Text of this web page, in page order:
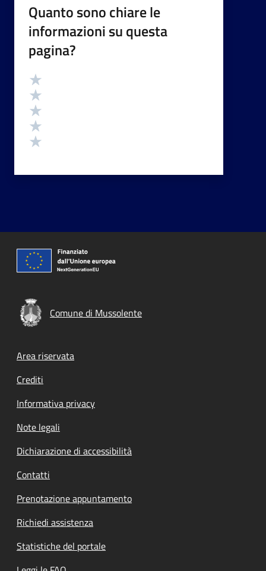
Quanto sono chiare le
informazioni su questa
pagina?
Valutazione
Comune di Mussolente
Footer menu
Area riservata
Crediti
Informativa privacy
Note legali
Dichiarazione di accessibilità
Contatti
Prenotazione appuntamento
Richiedi assistenza
Statistiche del portale